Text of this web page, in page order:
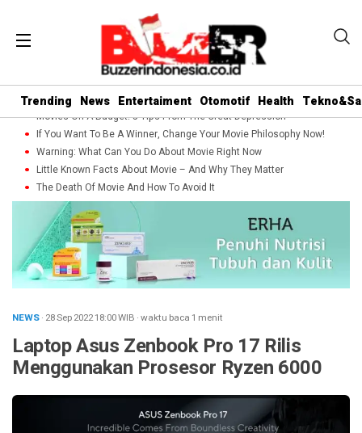
Trending News Entertaiment Otomotif Health
Movies On A Budget: 5 Tips From The Great Depression
If You Want To Be A Winner, Change Your Movie Philosophy Now!
Warning: What Can You Do About Movie Right Now
Little Known Facts About Movie – And Why They Matter
The Death Of Movie And How To Avoid It
NEWS· 28 Sep 202218:00WIB ·waktu baca 1 menit
Laptop Asus Zenbook Pro 17 Rilis
Menggunakan Prosesor Ryzen 6000